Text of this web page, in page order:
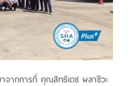
จากการที่ คุณสิทธิเดช ผลาชีวะ